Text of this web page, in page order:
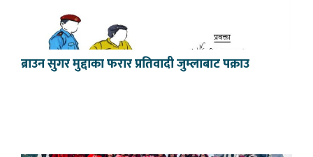
ब्राउन सुगर मुद्दाका फरार प्रतिवादी जुम्लाबाट पक्राउ